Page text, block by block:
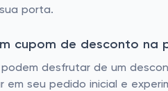
porta.
cupom de desconto na
desfrutar de um
em seu pedido inicial e